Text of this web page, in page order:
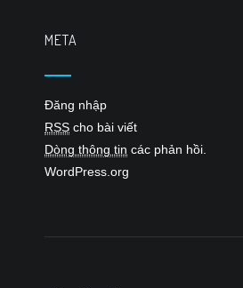
META
Đăng nhập
RSS cho bài viết
Dòng thông tin các phản hồi.
WordPress.org